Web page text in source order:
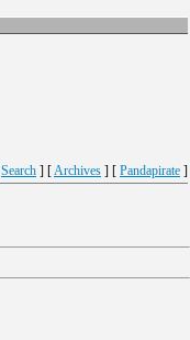
Search ] [Archives ] [ Pandapirate ]